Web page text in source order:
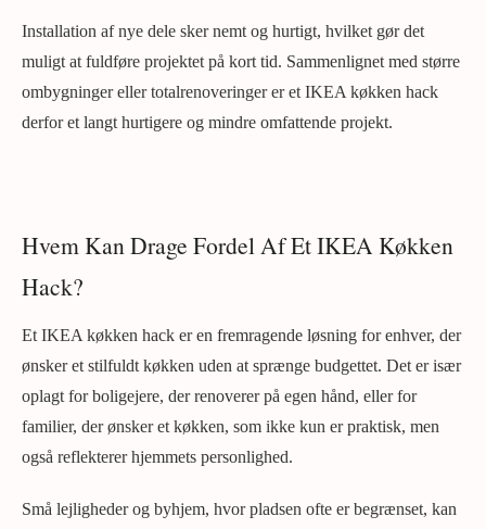
Installation af nye dele sker nemt og hurtigt, hvilket gør det
muligt at fuldføre projektet på kort tid. Sammenlignet med større
ombygninger eller totalrenoveringer er et IKEA køkken hack
derfor et langt hurtigere og mindre omfattende projekt.
Hvem Kan Drage Fordel Af Et IKEA Køkken
Hack?
Et IKEA køkken hack er en fremragende løsning for enhver, der
ønsker et stilfuldt køkken uden at sprænge budgettet. Det er især
oplagt for boligejere, der renoverer på egen hånd, eller for
familier, der ønsker et køkken, som ikke kun er praktisk, men
også reflekterer hjemmets personlighed.
Små lejligheder og byhjem, hvor pladsen ofte er begrænset, kan